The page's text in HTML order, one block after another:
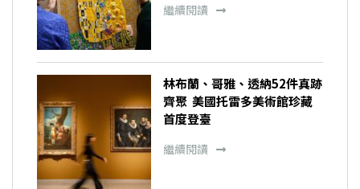
繼續閱讀
林布蘭、哥雅、透納52件真跡
齊聚 美國托雷多美術館珍藏
首度登臺
繼續閱讀